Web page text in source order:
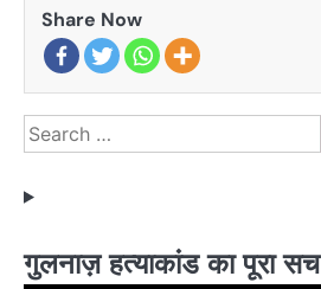
Share Now
Search
for:
गुलनाज़ हत्याकांड का पूरा सच